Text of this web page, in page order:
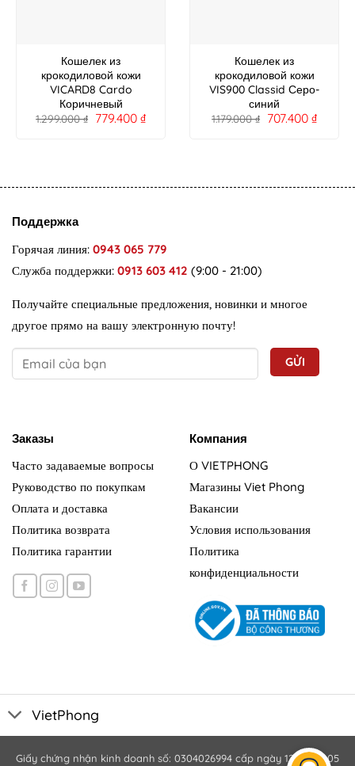
Кошелек из
крокодиловой кожи
VICARD8 Cardo
Коричневый
1.299.000₫ 779.400 ₫
Кошелек из
крокодиловой кожи
VIS900 Classid Серо-
синий
1.179.000₫ 707.400 ₫
Поддержка
Горячая линия: 0943 065 779
Служба поддержки: 0913 603 412 (9:00 - 21:00)
Получайте специальные предложения, новинки и многое
другое прямо на вашу электронную почту!
Заказы
Часто задаваемые вопросы
Руководство по покупкам
Оплата и доставка
Политика возврата
Политика гарантии
Компания
О VIETPHONG
Магазины Viet Phong
Вакансии
Условия использования
Политика
конфиденциальности
VietPhong
Giấy chứng nhận kinh doanh số: 0304026994 cấp ngày 12/10/2005